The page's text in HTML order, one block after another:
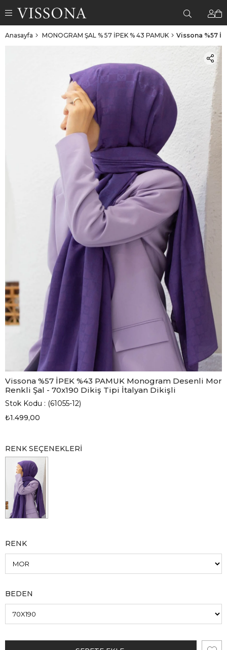
Anasayfa MONOGRAM ŞAL % 57 İPEK % 43 PAMUK
Vissona %57 İPEK %43 PAMUK Monogram Desenli Mor
Renkli Şal - 70x190 Dikiş Tipi İtalyan Dikişli
Stok Kodu
(61055-12)
₺1.499,00
RENK SEÇENEKLERI
RENK
BEDEN